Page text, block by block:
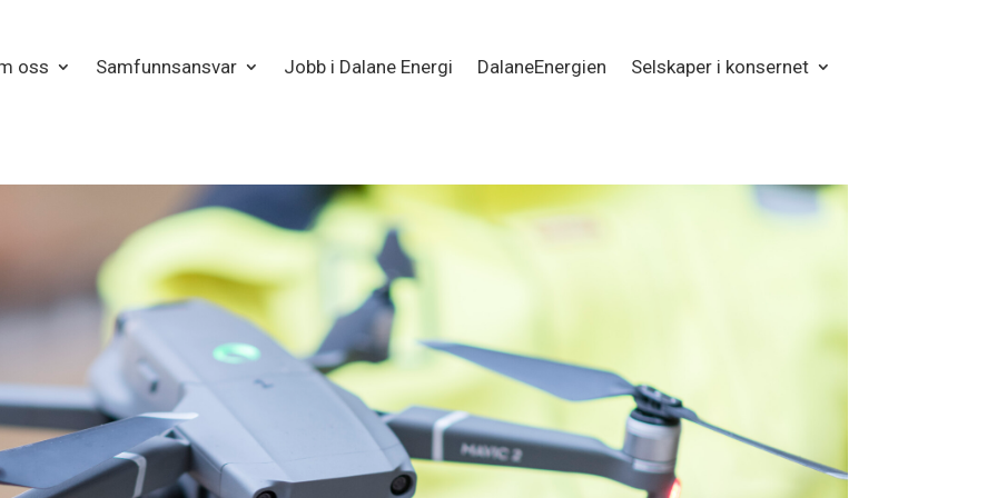
oss Samfunnsansvar Jobb i Dalane Energi DalaneEnergien Selskaper i konsernet